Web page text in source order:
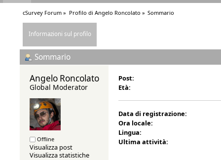
cSurvey Forum » Profilo di Angelo Roncolato » Sommario
Informazioni sul profilo
Sommario
Global Moderator
Offline
Visualizza post
Visualizza statistiche
Post:
Età:
Data di registrazione:
Ora locale:
Lingua:
Ultima attività: